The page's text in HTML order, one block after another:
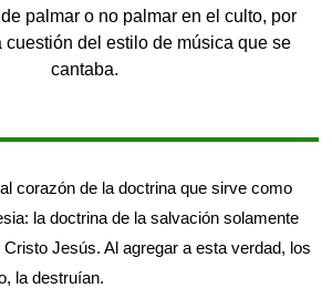
palmar o no palmar en el culto, por
cuestión del estilo de música que se
cantaba.
corazón de la doctrina que sirve como
la doctrina de la salvación solamente
Jesús. Al agregar a esta verdad, los
la destruían.